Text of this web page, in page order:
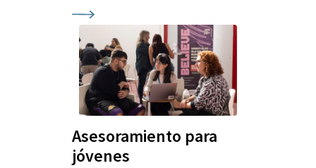
Asesoramiento para
jóvenes